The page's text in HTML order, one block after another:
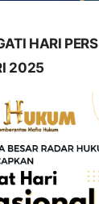
HARI PERS
2025